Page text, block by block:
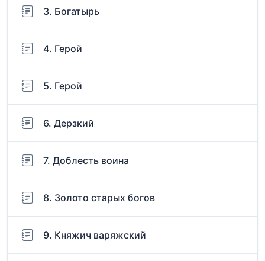
3. Богатырь
4. Герой
5. Герой
6. Дерзкий
7. Доблесть воина
8. Золото старых богов
9. Княжич варяжский